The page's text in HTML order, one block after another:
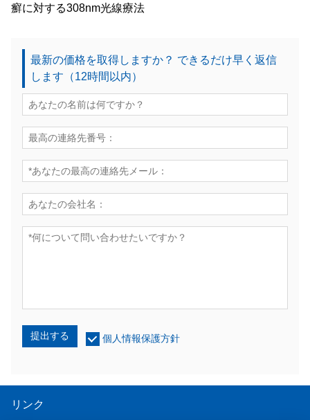
癬に対する308nm光線療法
最新の価格を取得しますか？ できるだけ早く返信
します（12時間以内）
提出する 個人情報保護方針
リンク